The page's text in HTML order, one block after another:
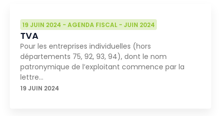
19 JUIN 2024 - AGENDA FISCAL - JUIN 2024
TVA
Pour les entreprises individuelles (hors
départements 75, 92, 93, 94), dont le nom
patronymique de l’exploitant commence par la
lettre…
19 JUIN 2024